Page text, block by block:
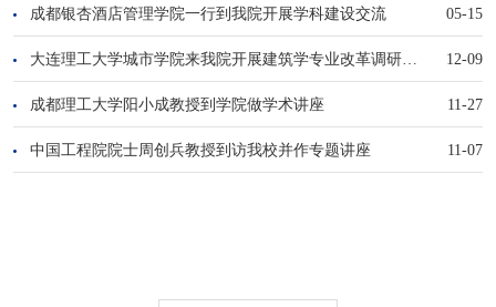
成都银杏酒店管理学院一行到我院开展学科建设交流 05-15
大连理工大学城市学院来我院开展建筑学专业改革调研交流 12-09
成都理工大学阳小成教授到学院做学术讲座 11-27
中国工程院院士周创兵教授到访我校并作专题讲座 11-07